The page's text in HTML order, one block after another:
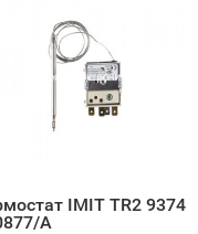
IMIT TR2 9374
A